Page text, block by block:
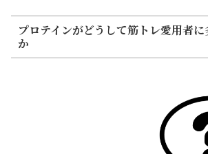
プロテインがどうして筋トレ愛用者
か